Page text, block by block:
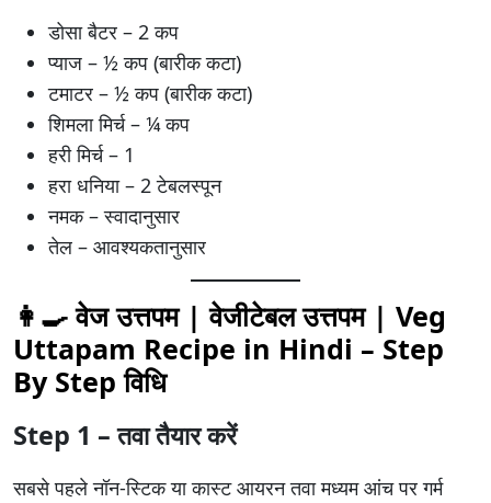
डोसा बैटर – 2 कप
प्याज – ½ कप (बारीक कटा)
टमाटर – ½ कप (बारीक कटा)
शिमला मिर्च – ¼ कप
हरी मिर्च – 1
हरा धनिया – 2 टेबलस्पून
नमक – स्वादानुसार
तेल – आवश्यकतानुसार
👩‍🍳 वेज उत्तपम | वेजीटेबल उत्तपम | Veg
Uttapam Recipe in Hindi – Step
By Step विधि
Step 1 – तवा तैयार करें
सबसे पहले नॉन-स्टिक या कास्ट आयरन तवा मध्यम आंच पर गर्म